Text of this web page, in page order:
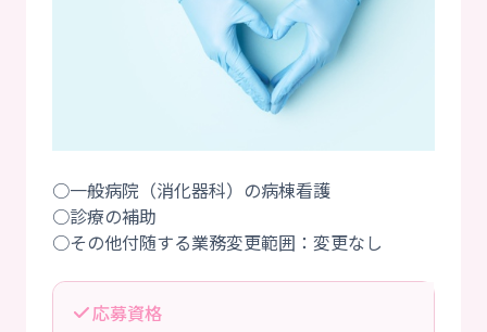
○一般病院（消化器科）の病棟看護
○診療の補助
応募資格